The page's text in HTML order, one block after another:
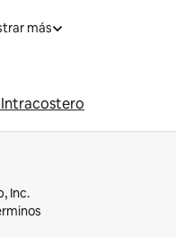
más
Inc.